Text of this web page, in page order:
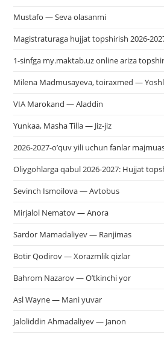
Mustafo — Seva olasanmi
Magistraturaga hujjat topshirish 2026-
1-sinfga my.maktab.uz online ariza
Milena Madmusayeva, toiraxmed —
VIA Marokand — Aladdin
Yunkaa, Masha Tilla — Jiz-jiz
2026-2027-o’quv yili uchun fanlar
Oliygohlarga qabul 2026-2027: Hujjat
Sevinch Ismoilova — Avtobus
Mirjalol Nematov — Anora
Sardor Mamadaliyev — Ranjimas
Botir Qodirov — Xorazmlik qizlar
Bahrom Nazarov — O’tkinchi yor
Asl Wayne — Mani yuvar
Jaloliddin Ahmadaliyev — Janon